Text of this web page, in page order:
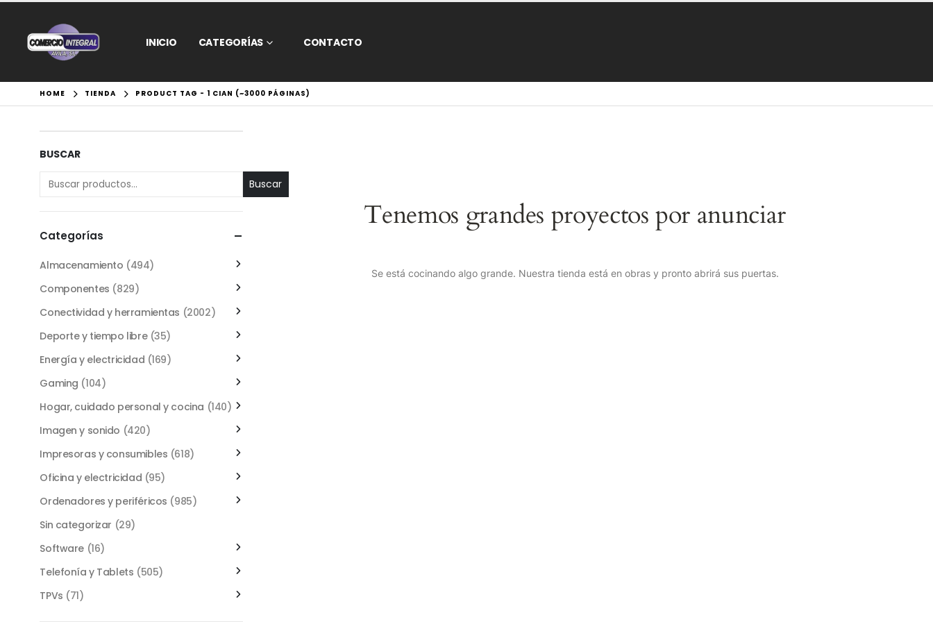
INICIO CATEGORÍAS CONTACTO
HOME TIENDA PRODUCT TAG - 1 CIAN (~3000 PÁGINAS)
Tenemos grandes proyectos por anunciar
Se está cocinando algo grande. Nuestra tienda está en obras y pronto abrirá sus puertas.
BUSCAR
Buscar
Categorías
Almacenamiento (494)
Componentes (829)
Conectividad y herramientas (2002)
Deporte y tiempo libre (35)
Energía y electricidad (169)
Gaming (104)
Hogar, cuidado personal y cocina (140)
Imagen y sonido (420)
Impresoras y consumibles (618)
Oficina y electricidad (95)
Ordenadores y periféricos (985)
Sin categorizar (29)
Software (16)
Telefonía y Tablets (505)
TPVs (71)